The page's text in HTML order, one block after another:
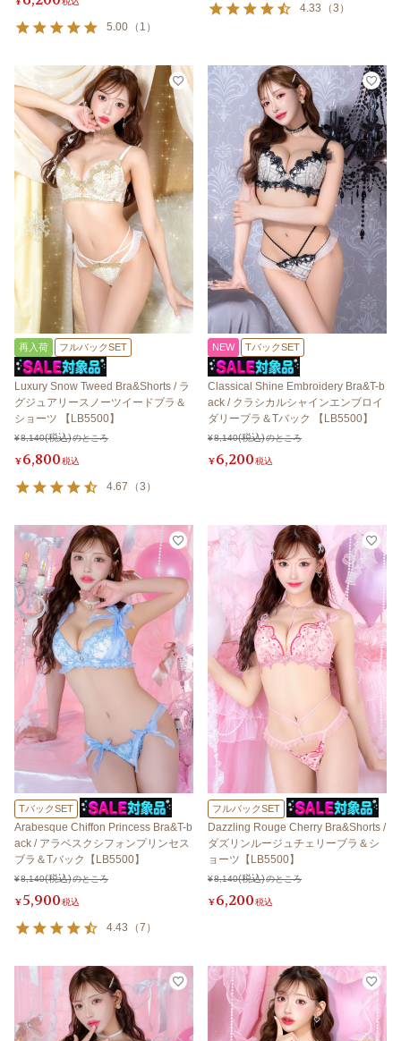
5.00 （ 1 ）
4.33 （3 ）
再入荷 フルバックSET
Luxury Snow Tweed Bra&Shorts / ラ
グジュアリースノーツイードブラ＆
ショーツ 【LB5500】
¥8,140 のところ
¥6,800税込
4.67 （3 ）
NEW TバックSET
Classical Shine Embroidery Bra&T-b
ack / クラシカルシャインエンブロイ
ダリーブラ＆Tバック 【LB5500】
¥8,140 のところ
¥6,200税込
TバックSET
Arabesque Chiffon Princess Bra&T-b
ack / アラベスクシフォンプリンセス
ブラ＆Tバック【LB5500】
¥8,140 のところ
¥5,900税込
4.43 （7 ）
フルバックSET
Dazzling Rouge Cherry Bra&Shorts /
ダズリンルージュチェリーブラ＆シ
ョーツ【LB5500】
¥8,140 のところ
¥6,200税込